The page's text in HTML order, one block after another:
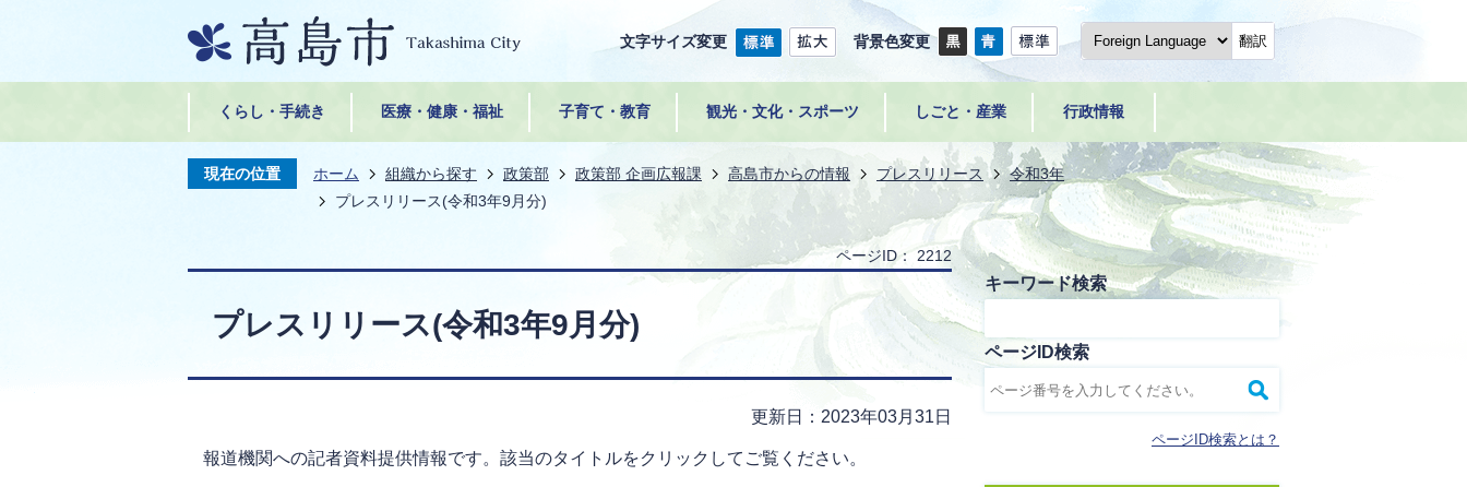
文字サイズ変更 背景色変更 翻訳
くらし・手続き 医療・健康・福祉 子育て・教育 観光・文化・スポーツ しごと・産業 行政情報
現在の位置 ホーム 組織から探す 政策部 政策部 企画広報課 高島市からの情報 プレスリリース
令和3年
プレスリリース(令和3年9月分)
ページID： 2212
プレスリリース(令和3年9月分)
更新日：2023年03月31日
報道機関への記者資料提供情報です。該当のタイトルをクリックしてご覧ください。
キーワード検索
ページID検索
ページID検索とは？